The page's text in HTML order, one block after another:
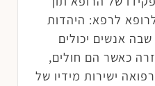
לרפא: היהדות
אנשים יכולים
כאשר הם חולים,
ישירות מידיו של